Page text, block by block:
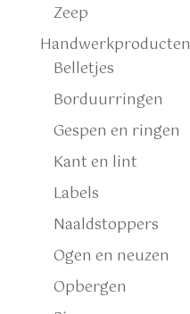
Zeep
Handwerkproducten
Belletjes
Borduurringen
Gespen en ringen
Kant en lint
Labels
Naaldstoppers
Ogen en neuzen
Opbergen